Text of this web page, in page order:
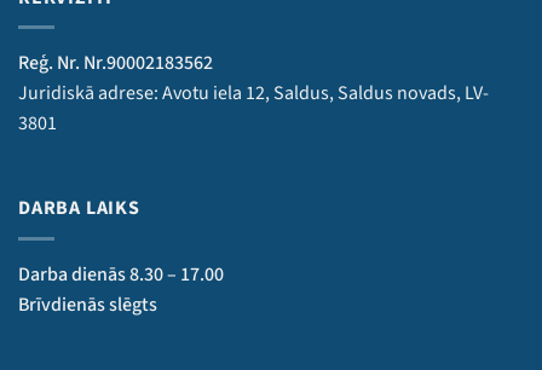
Reģ. Nr. Nr.90002183562
Juridiskā adrese: Avotu iela 12, Saldus, Saldus novads, LV-
3801
DARBA LAIKS
Darba dienās 8.30 – 17.00
Brīvdienās slēgts